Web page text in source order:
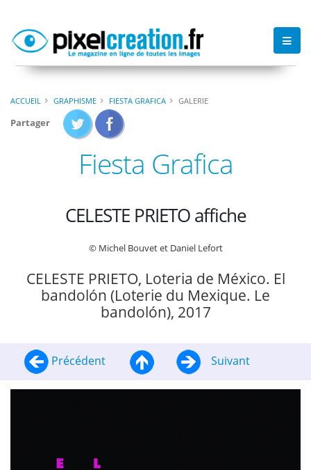
ACCUEIL GRAPHISME FIESTA GRAFICA GALERIE
Partager
Fiesta Grafica
CELESTE PRIETO affiche
© Michel Bouvet et Daniel Lefort
CELESTE PRIETO, Loteria de México. El
bandolón (Loterie du Mexique. Le
bandolón), 2017
Précédent Suivant